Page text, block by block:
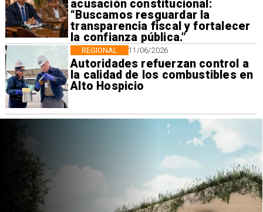
acusación constitucional:
“Buscamos resguardar la
transparencia fiscal y fortalecer
la confianza pública.”
11/06/2026
Autoridades refuerzan control a
la calidad de los combustibles en
Alto Hospicio
REGIONAL